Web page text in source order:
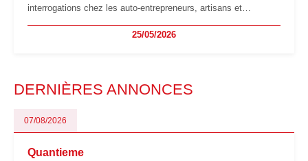
interrogations chez les auto-entrepreneurs, artisans et
facturation ou risque de bascule vers la TVA : les règles
25/05/2026
DERNIÈRES ANNONCES
07/08/2026
Quantieme